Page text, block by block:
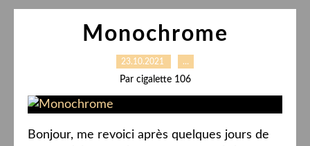
Monochrome
23.10.2021 …
Par cigalette 106
Bonjour, me revoici après quelques jours de